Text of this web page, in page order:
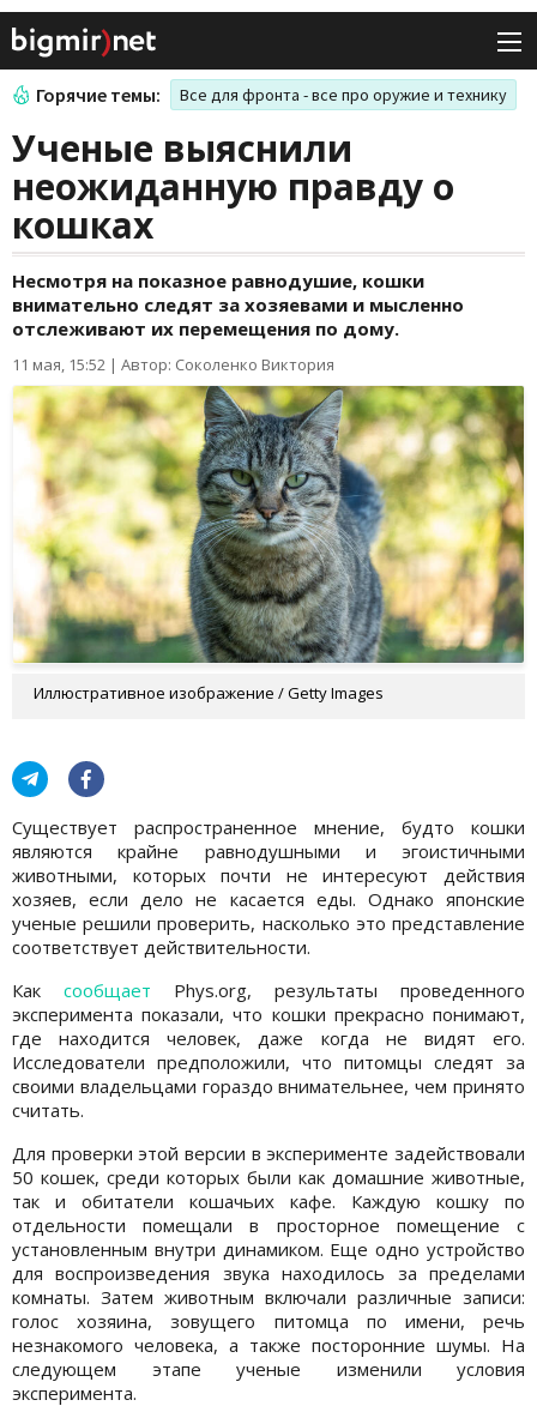
Горячие темы: Все для фронта - все про оружие и технику
Ученые выяснили
неожиданную правду о
кошках
Несмотря на показное равнодушие, кошки
внимательно следят за хозяевами и мысленно
отслеживают их перемещения по дому.
11 мая, 15:52 | Автор: Соколенко Виктория
Иллюстративное изображение / Getty Images
Существует распространенное мнение, будто кошки
являются крайне равнодушными и эгоистичными
животными, которых почти не интересуют действия
хозяев, если дело не касается еды. Однако японские
ученые решили проверить, насколько это представление
соответствует действительности.
Как сообщает Phys.org, результаты проведенного
эксперимента показали, что кошки прекрасно понимают,
где находится человек, даже когда не видят его.
Исследователи предположили, что питомцы следят за
своими владельцами гораздо внимательнее, чем принято
считать.
Для проверки этой версии в эксперименте задействовали
50 кошек, среди которых были как домашние животные,
так и обитатели кошачьих кафе. Каждую кошку по
отдельности помещали в просторное помещение с
установленным внутри динамиком. Еще одно устройство
для воспроизведения звука находилось за пределами
комнаты. Затем животным включали различные записи:
голос хозяина, зовущего питомца по имени, речь
незнакомого человека, а также посторонние шумы. На
следующем этапе ученые изменили условия
эксперимента.